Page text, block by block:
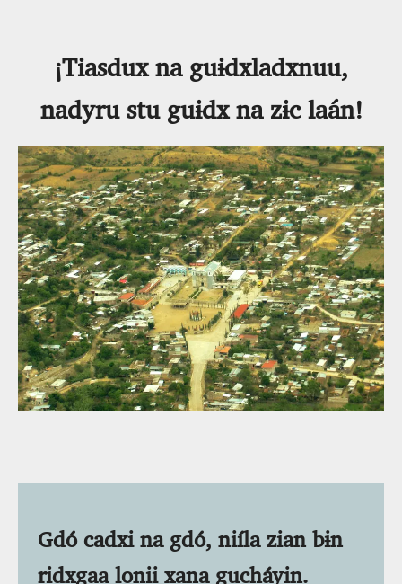
¡Tiasdux na guɨdxladxnuu,
nadyru stu guɨdx na zɨc laán!
Gdó cadxi na gdó, niíla zian bɨn
ridxgaa lonii xana gucháyin.